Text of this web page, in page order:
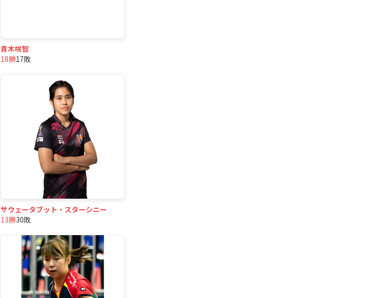
青木咲智
18勝17敗
サウェータブット・スターシニー
13勝30敗